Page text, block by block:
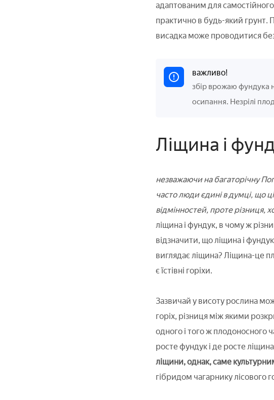
адаптованим для
практично в будь-який грунт.
висадка може проводитися
важливо!
збір врожаю фундука
осипання. Незрілі
Ліщина і
незважаючи на багаторічну
часто люди єдині в думці, що
відмінностей, проте різниця,
ліщина і фундук, в чому ж
відзначити, що ліщина і
виглядає ліщина? Ліщина-це
є їстівні горіхи.
Зазвичай у висоту рослина
горіх, різниця між якими
одного і того ж плодоносного
росте фундук і де росте
ліщини, однак, саме
гібридом чагарнику лісового